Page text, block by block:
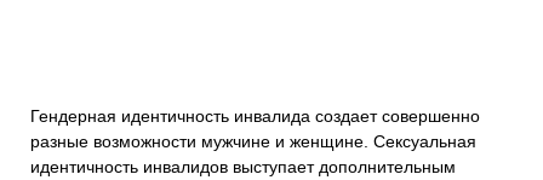
Гендерная идентичность инвалида создает совершенно
разные возможности мужчине и женщине. Сексуальная
идентичность инвалидов выступает дополнительным